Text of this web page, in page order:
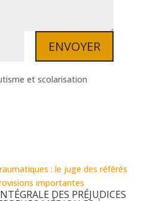
ENVOYER
DES PRÉJUDICES